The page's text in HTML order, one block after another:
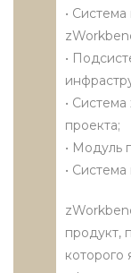
•
•
•
проекта;
• Модуль
•
продукт,
которого